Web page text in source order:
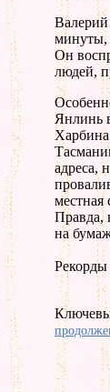
Валерий
минуты,
Он
людей,
Янлинь
адреса,
местная
Правда,
на
Рекорды